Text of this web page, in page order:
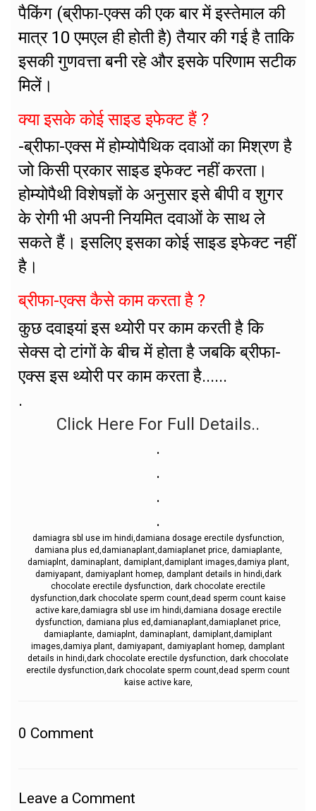
पैकिंग (ब्रीफा-एक्स की एक बार में इस्तेमाल की
मात्र 10 एमएल ही होती है) तैयार की गई है ताकि
इसकी गुणवत्ता बनी रहे और इसके परिणाम सटीक
मिलें।
क्या इसके कोई साइड इफेक्ट हैं ?
-ब्रीफा-एक्स में होम्योपैथिक दवाओं का मिश्रण है
जो किसी प्रकार साइड इफेक्ट नहीं करता।
होम्योपैथी विशेषज्ञों के अनुसार इसे बीपी व शुगर
के रोगी भी अपनी नियमित दवाओं के साथ ले
सकते हैं। इसलिए इसका कोई साइड इफेक्ट नहीं
है।
ब्रीफा-एक्स कैसे काम करता है ?
कुछ दवाइयां इस थ्योरी पर काम करती है कि
सेक्स दो टांगों के बीच में होता है जबकि ब्रीफा-
एक्स इस थ्योरी पर काम करता है......
.
Click Here For Full Details..
.
.
.
.
damiagra sbl use im hindi,damiana dosage erectile dysfunction,
damiana plus ed,damianaplant,damiaplanet price, damiaplante,
damiaplnt, daminaplant, damiplant,damiplant images,damiya plant,
damiyapant, damiyaplant homep, damplant details in hindi,dark
chocolate erectile dysfunction, dark chocolate erectile
dysfunction,dark chocolate sperm count,dead sperm count kaise
active kare,damiagra sbl use im hindi,damiana dosage erectile
dysfunction, damiana plus ed,damianaplant,damiaplanet price,
damiaplante, damiaplnt, daminaplant, damiplant,damiplant
images,damiya plant, damiyapant, damiyaplant homep, damplant
details in hindi,dark chocolate erectile dysfunction, dark chocolate
erectile dysfunction,dark chocolate sperm count,dead sperm count
kaise active kare,
0 Comment
Leave a Comment